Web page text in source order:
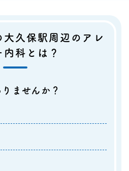
大久保駅周辺のアレ
内科とは？
ませんか？